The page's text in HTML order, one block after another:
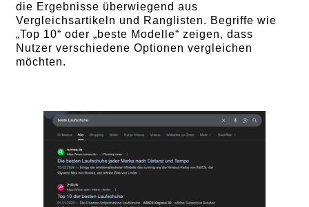
die Ergebnisse überwiegend aus
Vergleichsartikeln und Ranglisten. Begriffe wie
„Top 10“ oder „beste Modelle“ zeigen, dass
Nutzer verschiedene Optionen vergleichen
möchten.